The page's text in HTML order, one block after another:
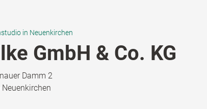
in Neuenkirchen
GmbH & Co. KG
Damm 2